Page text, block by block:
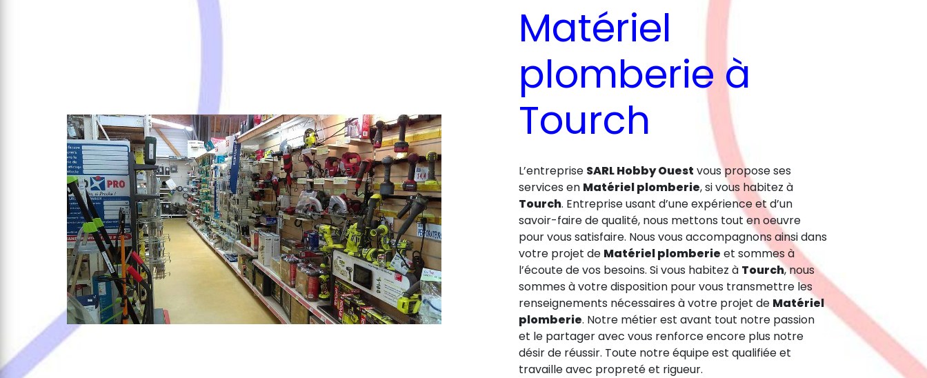
Matériel
plomberie à
Tourch
L’entreprise SARL Hobby Ouest vous propose ses
services en Matériel plomberie, si vous habitez à
Tourch. Entreprise usant d’une expérience et d’un
savoir-faire de qualité, nous mettons tout en oeuvre
pour vous satisfaire. Nous vous accompagnons ainsi dans
votre projet de Matériel plomberie et sommes à
l’écoute de vos besoins. Si vous habitez à Tourch, nous
sommes à votre disposition pour vous transmettre les
renseignements nécessaires à votre projet de Matériel
plomberie. Notre métier est avant tout notre passion
et le partager avec vous renforce encore plus notre
désir de réussir. Toute notre équipe est qualifiée et
travaille avec propreté et rigueur.